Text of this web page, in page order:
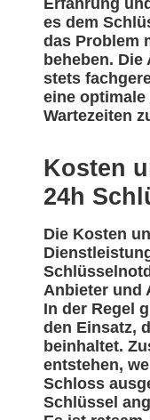
Erfahrung
es dem
das Problem
beheben.
stets
eine
Wartezeiten
Kosten
24h
Die Kosten
Anbieter und
In der Regel
den Einsatz,
beinhaltet.
entstehen,
Schloss
Schlüssel